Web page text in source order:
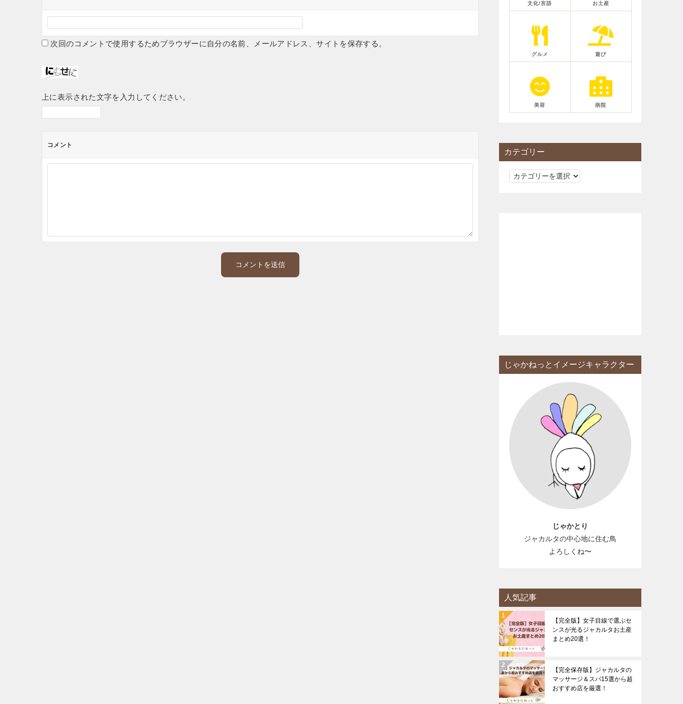
次回のコメントで使用するためブラウザーに自分の名前、メールアドレス、サイトを保存する。
上に表示された文字を入力してください。
コメント
文化/言語 お土産
グルメ 遊び
美容 病院
カテゴリー
カ
じゃかねっとイメージキャラクター
じゃかとり
ジャカルタの中心地に住む鳥
よろしくね〜
人気記事
【完全版】女子目線で選ぶセ
ンスが光るジャカルタお土産
まとめ20選！
【完全保存版】ジャカルタの
マッサージ＆スパ15選から超
おすすめ店を厳選！